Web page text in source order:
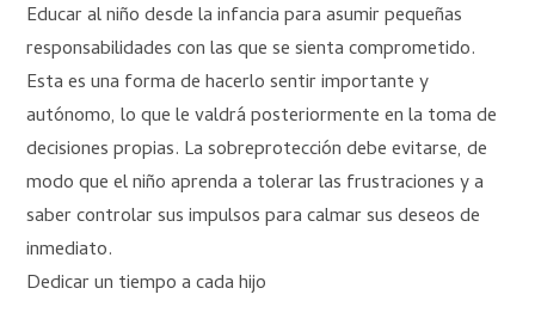
Educar al niño desde la infancia para asumir pequeñas
responsabilidades con las que se sienta comprometido.
Esta es una forma de hacerlo sentir importante y
autónomo, lo que le valdrá posteriormente en la toma de
decisiones propias. La sobreprotección debe evitarse, de
modo que el niño aprenda a tolerar las frustraciones y a
saber controlar sus impulsos para calmar sus deseos de
inmediato.
Dedicar un tiempo a cada hijo